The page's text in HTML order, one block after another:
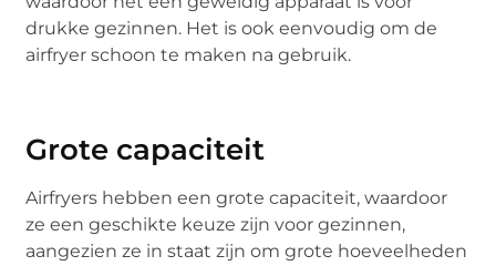
drukke gezinnen. Het is ook eenvoudig om de
airfryer schoon te maken na gebruik.
Grote capaciteit
Airfryers hebben een grote capaciteit, waardoor
ze een geschikte keuze zijn voor gezinnen,
aangezien ze in staat zijn om grote hoeveelheden